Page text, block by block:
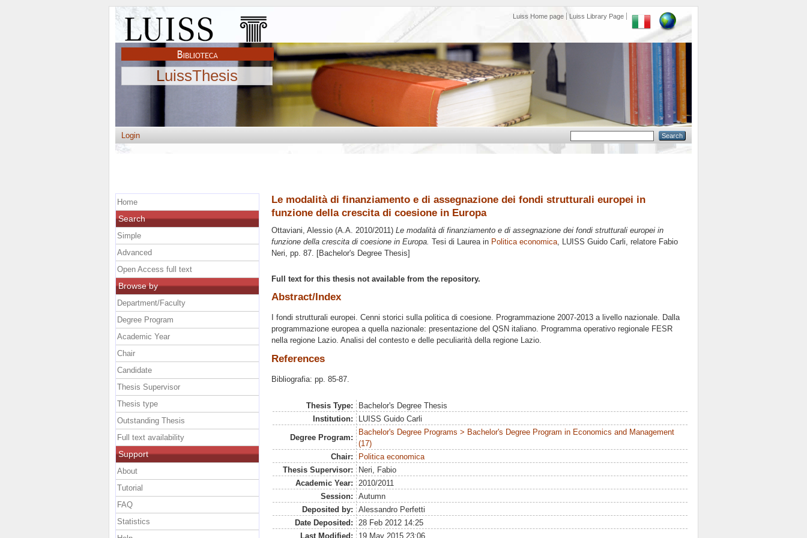
Luiss Home page Luiss Library Page
LuissThesis
Login
Le modalità di finanziamento e di assegnazione dei fondi strutturali europei in
funzione della crescita di coesione in Europa
Ottaviani, Alessio (A.A. 2010/2011) Le modalità di finanziamento e di assegnazione dei fondi strutturali europei in
funzione della crescita di coesione in Europa. Tesi di Laurea in Politica economica, LUISS Guido Carli, relatore Fabio
Neri, pp. 87. [Bachelor's Degree Thesis]
Full text for this thesis not available from the repository.
Abstract/Index
I fondi strutturali europei. Cenni storici sulla politica di coesione. Programmazione 2007-2013 a livello nazionale. Dalla
programmazione europea a quella nazionale: presentazione del QSN italiano. Programma operativo regionale FESR
nella regione Lazio. Analisi del contesto e delle peculiarità della regione Lazio.
References
Bibliografia: pp. 85-87.
Thesis Type:
Bachelor's Degree Thesis
Institution:
LUISS Guido Carli
Degree Program:
Bachelor's Degree Programs > Bachelor's Degree Program in Economics and Management
(17)
Chair:
Politica economica
Thesis Supervisor:
Neri, Fabio
Academic Year:
2010/2011
Session:
Autumn
Deposited by:
Alessandro Perfetti
Date Deposited:
28 Feb 2012 14:25
Last Modified:
19 May 2015 23:06
Home
Search
Simple
Advanced
Open Access full text
Browse by
Department/Faculty
Degree Program
Academic Year
Chair
Candidate
Thesis Supervisor
Thesis type
Outstanding Thesis
Full text availability
Support
About
Tutorial
FAQ
Statistics